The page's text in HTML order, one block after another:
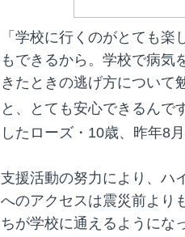
「学校に行くのがとても
もできるから。学校で病気
きたときの逃げ方について
と、とても安心できるんで
したローズ・10歳、昨年8
支援活動の努力により、ハ
へのアクセスは震災前より
ちが学校に通えるようにな